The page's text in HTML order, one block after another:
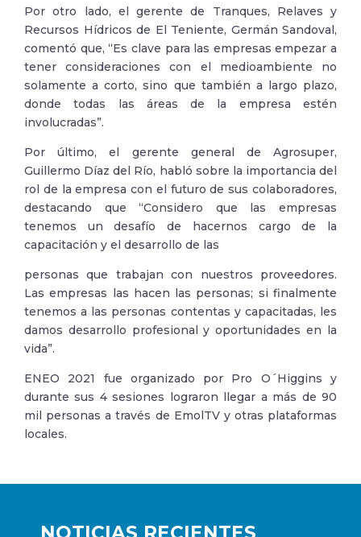
Por otro lado, el gerente de Tranques, Relaves y
Recursos Hídricos de El Teniente, Germán Sandoval,
comentó que, “Es clave para las empresas empezar a
tener consideraciones con el medioambiente no
solamente a corto, sino que también a largo plazo,
donde todas las áreas de la empresa estén
involucradas”.
Por último, el gerente general de Agrosuper,
Guillermo Díaz del Río, habló sobre la importancia del
rol de la empresa con el futuro de sus colaboradores,
destacando que “Considero que las empresas
tenemos un desafío de hacernos cargo de la
capacitación y el desarrollo de las
personas que trabajan con nuestros proveedores.
Las empresas las hacen las personas; si finalmente
tenemos a las personas contentas y capacitadas, les
damos desarrollo profesional y oportunidades en la
vida”.
ENEO 2021 fue organizado por Pro O´Higgins y
durante sus 4 sesiones lograron llegar a más de 90
mil personas a través de EmolTV y otras plataformas
locales.